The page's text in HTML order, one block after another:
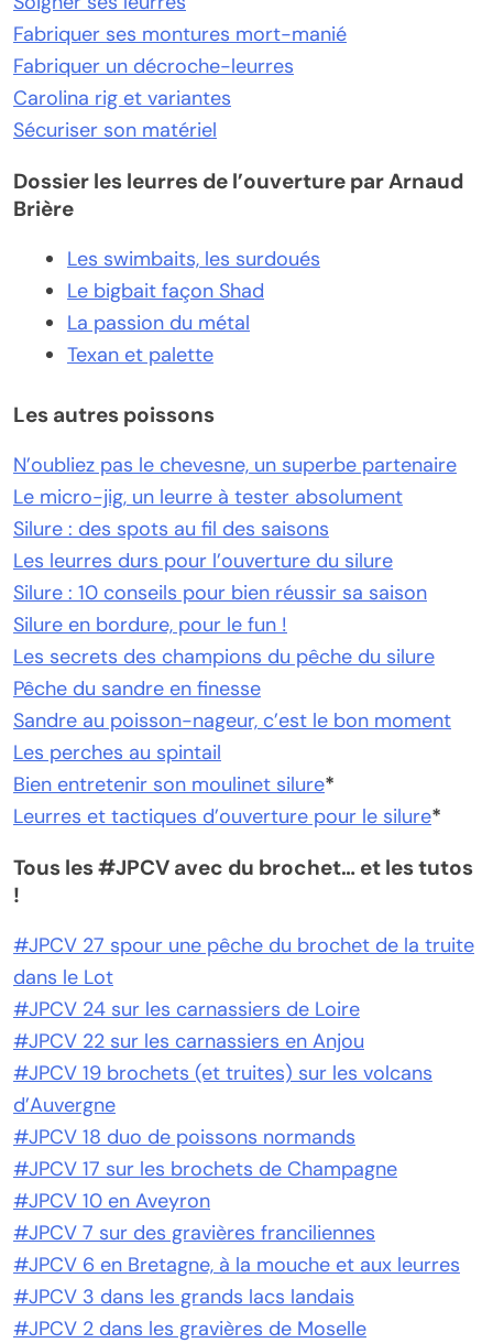
Fabriquer ses montures mort-manié
Fabriquer un décroche-leurres
Carolina rig et variantes
Sécuriser son matériel
Dossier les leurres de l’ouverture par Arnaud
Brière
Les swimbaits, les surdoués
Le bigbait façon Shad
La passion du métal
Texan et palette
Les autres poissons
N’oubliez pas le chevesne, un superbe partenaire
Le micro-jig, un leurre à tester absolument
Silure : des spots au fil des saisons
Les leurres durs pour l’ouverture du silure
Silure : 10 conseils pour bien réussir sa saison
Silure en bordure, pour le fun !
Les secrets des champions du pêche du silure
Pêche du sandre en finesse
Sandre au poisson-nageur, c’est le bon moment
Les perches au spintail
Bien entretenir son moulinet silure*
Leurres et tactiques d’ouverture pour le silure*
Tous les #JPCV avec du brochet… et les tutos
!
#JPCV 27 spour une pêche du brochet de la truite
dans le Lot
#JPCV 24 sur les carnassiers de Loire
#JPCV 22 sur les carnassiers en Anjou
#JPCV 19 brochets (et truites) sur les volcans
d’Auvergne
#JPCV 18 duo de poissons normands
#JPCV 17 sur les brochets de Champagne
#JPCV 10 en Aveyron
#JPCV 7 sur des gravières franciliennes
#JPCV 6 en Bretagne, à la mouche et aux leurres
#JPCV 3 dans les grands lacs landais
#JPCV 2 dans les gravières de Moselle